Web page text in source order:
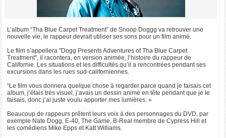
L’album “Tha Blue Carpet Treatment” de Snoop Doggg va retrouver une
nouvelle vie, le rappeur devrait utiliser ses sons pour un film animé.
Le film s’appellera "Dogg Presents Adventures of Tha Blue Carpet
Treatment", il racontera, en version animée, l’histoire du rappeur de
Californie. Les situations et les difficultés qu’il a rencontrées pendant ses
excursions dans les rues sud-californiennes.
“Le film vous donnera quelque chose à regarder parce quand je faisais cet
album, j’étais très visuel, j’avais un dessin animé en tête pendant que je le
faisais, donc j’ai juste voulu apporter mes lumières. »
Beaucoup de rappeurs prêtent leurs voix à des personnages du DVD, par
exemple Nate Dogg, E-40, The Game, B-Real membre de Cypress Hill et
les comédiens Mike Epps et Katt Williams.